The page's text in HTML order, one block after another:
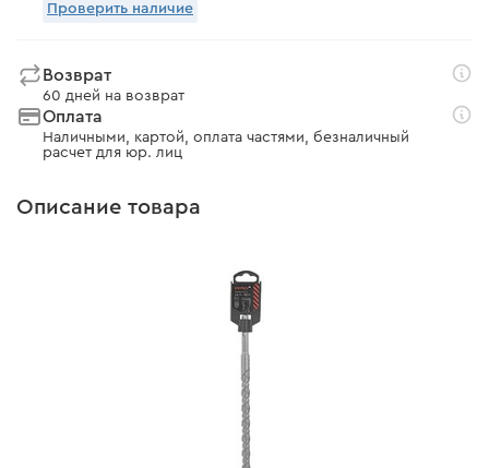
Проверить наличие
Возврат
60 дней на возврат
Оплата
Наличными, картой, оплата частями, безналичный
расчет для юр. лиц
Описание товара